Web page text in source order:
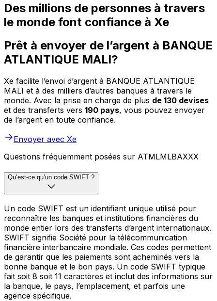
Des millions de personnes à travers
le monde font confiance à Xe
Prêt à envoyer de l’argent à BANQUE
ATLANTIQUE MALI?
Xe facilite l’envoi d’argent à BANQUE ATLANTIQUE
MALI et à des milliers d’autres banques à travers le
monde. Avec la prise en charge de plus de 130 devises
et des transferts vers 190 pays, vous pouvez envoyer
de l’argent en toute confiance.
Envoyer avec Xe
Questions fréquemment posées sur ATMLMLBAXXX
Qu’est-ce qu’un code SWIFT ?
Un code SWIFT est un identifiant unique utilisé pour
reconnaître les banques et institutions financières du
monde entier lors des transferts d’argent internationaux.
SWIFT signifie Société pour la télécommunication
financière interbancaire mondiale. Ces codes permettent
de garantir que les paiements sont acheminés vers la
bonne banque et le bon pays. Un code SWIFT typique
fait soit 8 soit 11 caractères et inclut des informations sur
la banque, le pays, l’emplacement, et parfois une
agence spécifique.